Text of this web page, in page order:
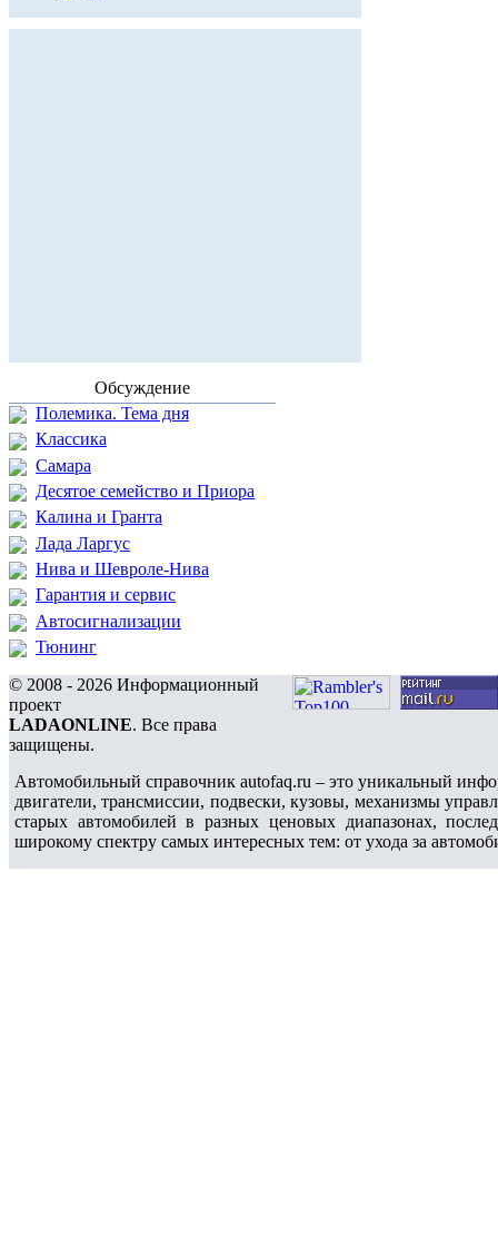
Обсуждение
Полемика. Тема дня
Классика
Самара
Десятое семейство и Приора
Калина и Гранта
Лада Ларгус
Нива и Шевроле-Нива
Гарантия и сервис
Автосигнализации
Тюнинг
© 2008 - 2026 Информационный
проект
LADAONLINE. Все права
защищены.
Автомобильный справочник autofaq.ru – это уникальный
двигатели, трансмиссии, подвески, кузовы, механизмы
старых автомобилей в разных ценовых диапазонах,
широкому спектру самых интересных тем: от ухода за